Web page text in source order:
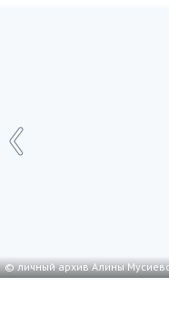
© личный архив Алины